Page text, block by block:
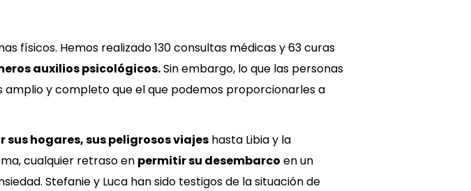
físicos. Hemos realizado 130 consultas médicas y 63 curas
auxilios psicológicos.Sin embargo, lo que las personas
amplio y completo que el que podemos proporcionarles a
sus hogares, sus peligrosos viajes hasta Libia y la
cualquier retraso en permitir su desembarco en un
Stefanie y Luca han sido testigos de la situación de